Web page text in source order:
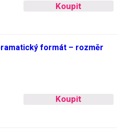
Koupit
formát – rozměr
Koupit